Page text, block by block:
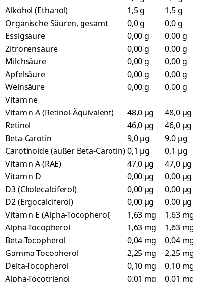
Alkohol (Ethanol)
1,5 g
1,5 g
Organische Säuren, gesamt
0,0 g
0,0 g
Essigsäure
0,00 g
0,00 g
Zitronensäure
0,00 g
0,00 g
Milchsäure
0,00 g
0,00 g
Äpfelsäure
0,00 g
0,00 g
Weinsäure
0,00 g
0,00 g
Vitamine
Vitamin A (Retinol-Äquivalent)
48,0 µg
48,0 µg
Retinol
46,0 µg
46,0 µg
Beta-Carotin
9,0 µg
9,0 µg
Carotinoide (außer Beta-Carotin)0,1 µg
0,1 µg
Vitamin A (RAE)
47,0 µg
47,0 µg
Vitamin D
0,00 µg
0,00 µg
D3 (Cholecalciferol)
0,00 µg
0,00 µg
D2 (Ergocalciferol)
0,00 µg
0,00 µg
Vitamin E (Alpha-Tocopherol)
1,63 mg
1,63 mg
Alpha-Tocopherol
1,63 mg
1,63 mg
Beta-Tocopherol
0,04 mg
0,04 mg
Gamma-Tocopherol
2,25 mg
2,25 mg
Delta-Tocopherol
0,10 mg
0,10 mg
Alpha-Tocotrienol
0,01 mg
0,01 mg